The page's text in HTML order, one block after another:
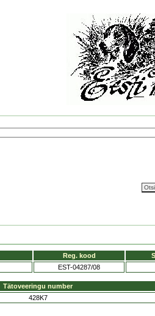
Reg. kood
EST-04287/08
Tätoveeringu number
428K7